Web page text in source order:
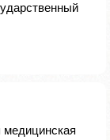
медицинская